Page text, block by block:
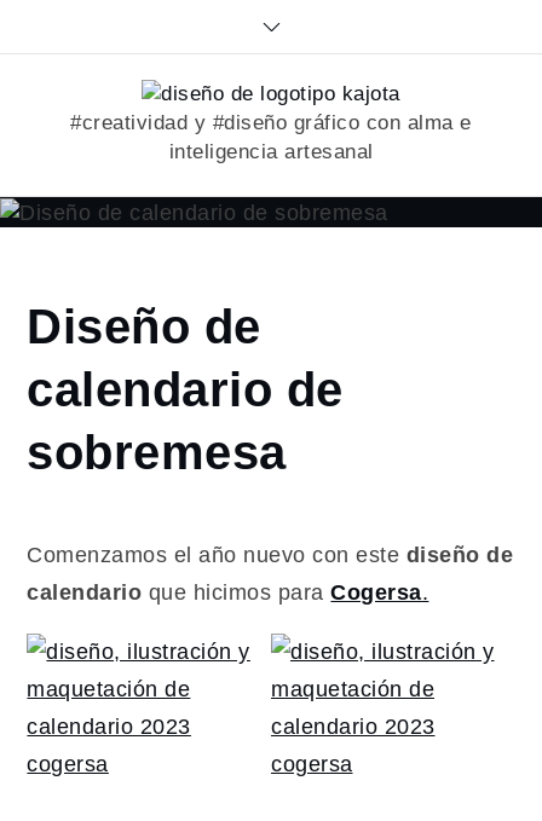
#creatividad y #diseño gráfico con alma e
inteligencia artesanal
Home
2023
16
calendario
Diseño de
calendario de
sobremesa
Comenzamos el año nuevo con este diseño de
calendario que hicimos paraCogersa.